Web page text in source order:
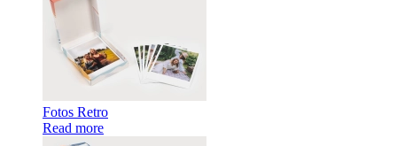
Fotos Retro
Read more